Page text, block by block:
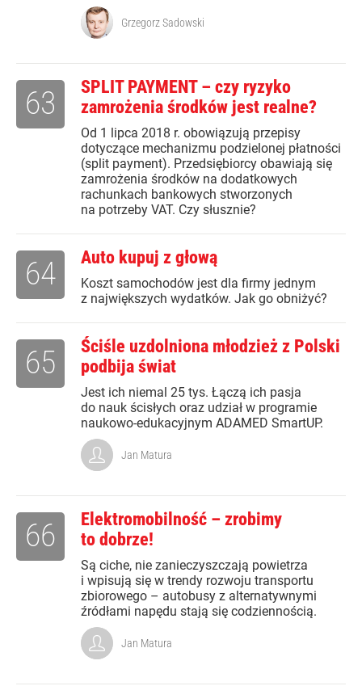
Grzegorz Sadowski
SPLIT PAYMENT – czy ryzyko
zamrożenia środków jest realne?
Od 1 lipca 2018 r. obowiązują przepisy
dotyczące mechanizmu podzielonej płatności
(split payment). Przedsiębiorcy obawiają się
zamrożenia środków na dodatkowych
rachunkach bankowych stworzonych
na potrzeby VAT. Czy słusznie?
63
Auto kupuj z głową
Koszt samochodów jest dla firmy jednym
z największych wydatków. Jak go obniżyć?
64
Ściśle uzdolniona młodzież z Polski
podbija świat
Jest ich niemal 25 tys. Łączą ich pasja
do nauk ścisłych oraz udział w programie
naukowo-edukacyjnym ADAMED SmartUP.
65
Jan Matura
Elektromobilność – zrobimy
to dobrze!
Są ciche, nie zanieczyszczają powietrza
i wpisują się w trendy rozwoju transportu
zbiorowego – autobusy z alternatywnymi
źródłami napędu stają się codziennością.
66
Jan Matura